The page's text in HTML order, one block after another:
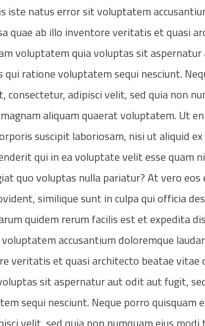
iste natus error sit voluptatem
quae ab illo inventore veritatis et quasi
voluptatem quia voluptas sit
ratione voluptatem sequi nesciunt.
adipisci velit, sed quia non
aliquam quaerat voluptatem. Ut
suscipit laboriosam, nisi ut aliquid
qui in ea voluptate velit esse quam
quo voluptas nulla pariatur? At vero
similique sunt in culpa qui officia
quidem rerum facilis est et expedita
accusantium doloremque
veritatis et quasi architecto beatae vitae
sit aspernatur aut odit aut fugit,
sequi nesciunt. Neque porro quisquam